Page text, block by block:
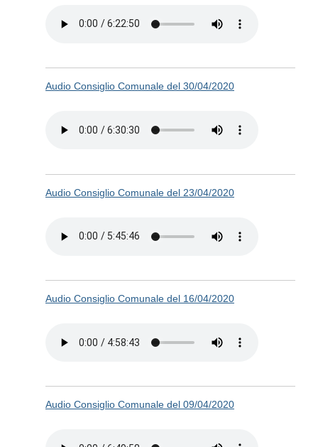
Audio Consiglio Comunale del 30/04/2020
Audio Consiglio Comunale del 23/04/2020
Audio Consiglio Comunale del 16/04/2020
Audio Consiglio Comunale del 09/04/2020